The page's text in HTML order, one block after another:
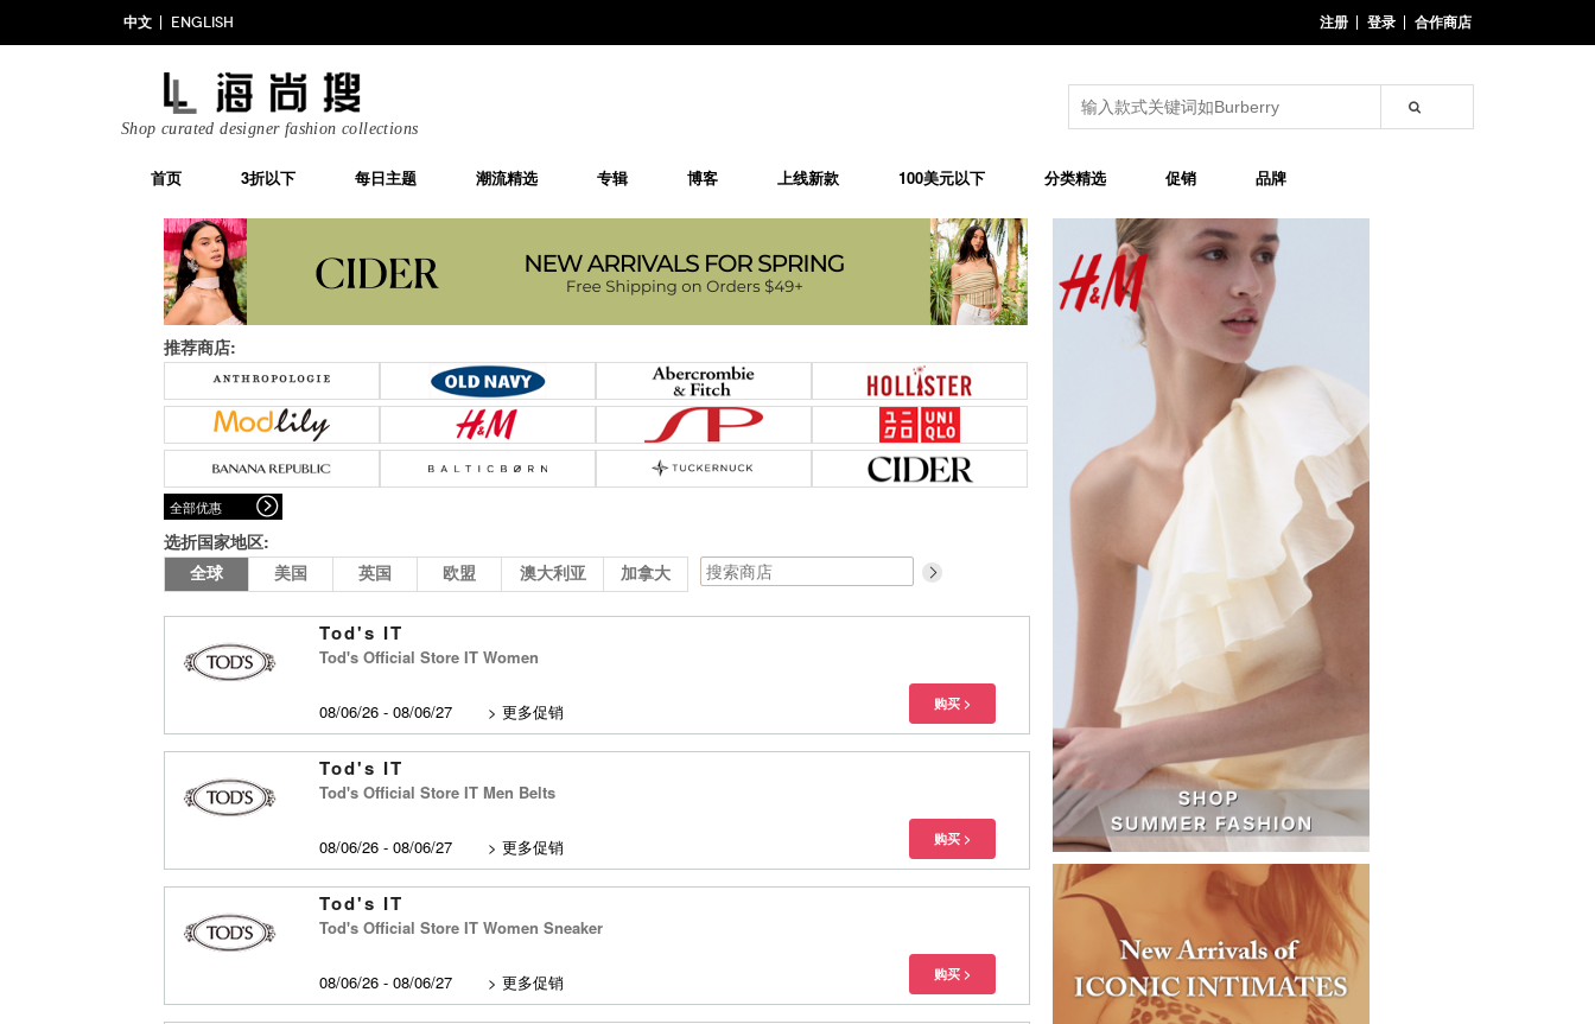
中文 ENGLISH 注册 登录 合作商店
Shop curated designer fashion collections
首页 3折以下 每日主题 潮流精选 专辑 博客 上线新款 100美元以下 分类精选 促销 品牌
推荐商店:
全部优惠
选折国家地区:
全球 美国 英国 欧盟 澳大利亚 加拿大
Tod's IT
Tod's Official Store IT Women
08/06/26 - 08/06/27 > 更多促销
Tod's IT
Tod's Official Store IT Men Belts
08/06/26 - 08/06/27 > 更多促销
Tod's IT
Tod's Official Store IT Women Sneaker
08/06/26 - 08/06/27 > 更多促销